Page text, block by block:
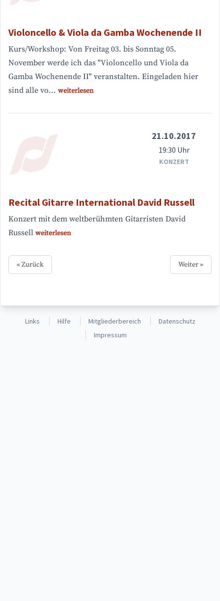
Violoncello & Viola da Gamba Wochenende II
Kurs/Workshop: Von Freitag 03. bis Sonntag 05.
November werde ich das "Violoncello und Viola da
Gamba Wochenende II" veranstalten. Eingeladen hier
sind alle vo... weiterlesen
21.10.2017
19:30 Uhr
KONZERT
Recital Gitarre International David Russell
Konzert mit dem weltberühmten Gitarristen David
Russell weiterlesen
« Zurück Weiter »
Links Hilfe Mitgliederbereich
Datenschutz
Impressum